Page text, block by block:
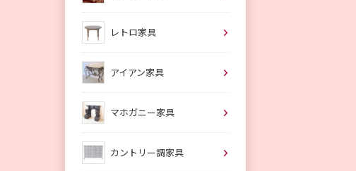
レトロ家具
アイアン家具
マホガニー家具
カントリー調家具